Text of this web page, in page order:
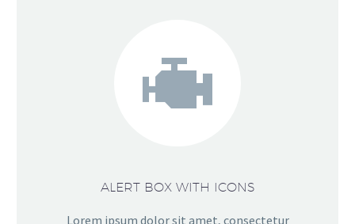


ALERT BOX WITH ICONS
Lorem ipsum dolor sit amet, consectetur